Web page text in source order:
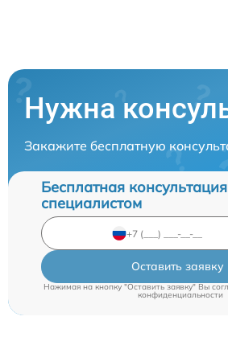
Нужна
Закажите бесплатную
Бесплатная
специалистом
Оставить заявку
Нажимая на кнопку "Оставить заявку" Вы
конфиденциальности